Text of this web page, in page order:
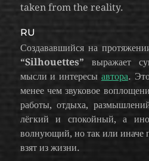
taken from the reality.
RU
Создававшийся на
“Silhouettes” выражает
мысли и интересы автора.
менее чем звуковое
работы, отдыха,
лёгкий и спокойный, а
волнующий, но так или иначе
взят из жизни.